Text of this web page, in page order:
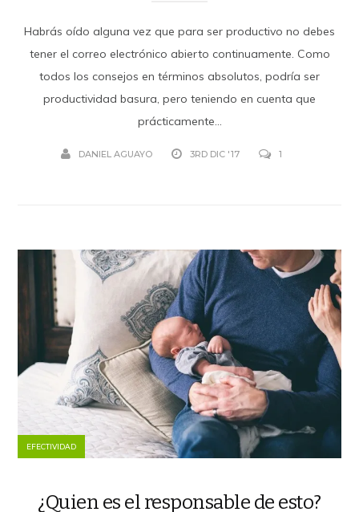
Habrás oído alguna vez que para ser productivo no debes
tener el correo electrónico abierto continuamente. Como
todos los consejos en términos absolutos, podría ser
productividad basura, pero teniendo en cuenta que
prácticamente...
DANIEL AGUAYO 3RD DIC '17 1
EFECTIVIDAD
¿Quien es el responsable de esto?